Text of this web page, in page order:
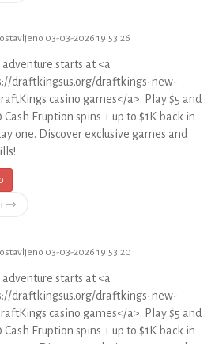
03-03-2026 19:53:26
adventure starts at <a
draftkingsus.org/draftkings-new-
casino games</a>. Play $5 and
Eruption spins + up to $1K back in
one. Discover exclusive games and
0
⇾
03-03-2026 19:53:20
adventure starts at <a
draftkingsus.org/draftkings-new-
casino games</a>. Play $5 and
Eruption spins + up to $1K back in